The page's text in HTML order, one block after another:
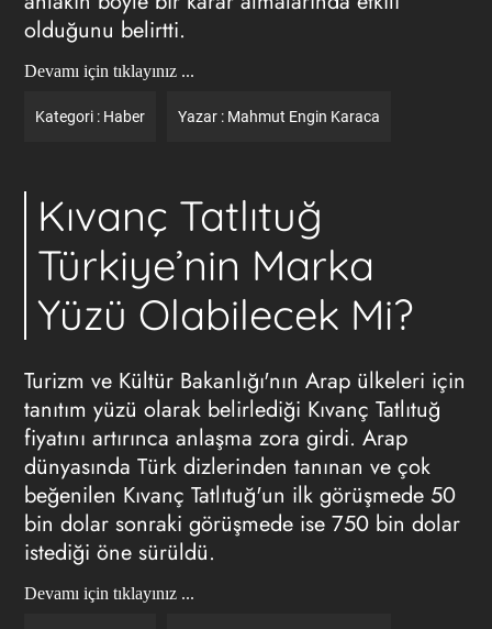
olduğunu belirtti.
Devamı için tıklayınız ...
Kategori : Haber Yazar : Mahmut Engin Karaca
Kıvanç Tatlıtuğ
Türkiye’nin Marka
Yüzü Olabilecek Mi?
Turizm ve Kültür Bakanlığı'nın Arap ülkeleri için
tanıtım yüzü olarak belirlediği Kıvanç Tatlıtuğ
fiyatını artırınca anlaşma zora girdi. Arap
dünyasında Türk dizlerinden tanınan ve çok
beğenilen Kıvanç Tatlıtuğ'un ilk görüşmede 50
bin dolar sonraki görüşmede ise 750 bin dolar
istediği öne sürüldü.
Devamı için tıklayınız ...